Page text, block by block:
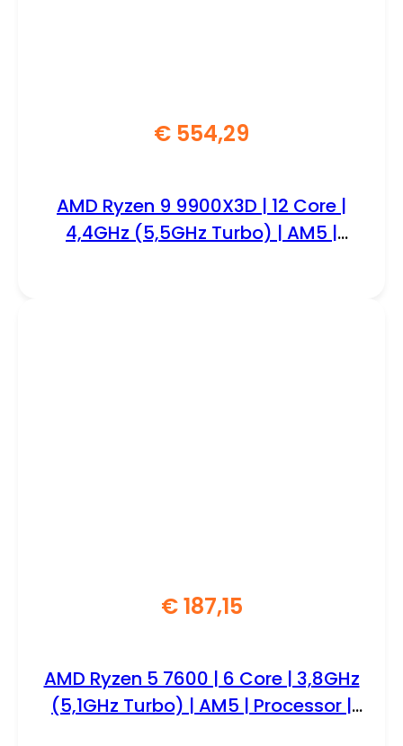
€ 554,29
AMD Ryzen 9 9900X3D | 12 Core |
4,4GHz (5,5GHz Turbo) | AM5 |
€187,15
AMD Ryzen 5 7600 | 6 Core | 3,8GHz
(5,1GHz Turbo) | AM5 | Processor |